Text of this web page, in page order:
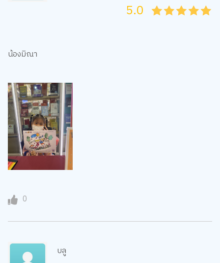
45
4
35
3
25
2
15
1
05
5.0
น้องมิณา
0
บลู